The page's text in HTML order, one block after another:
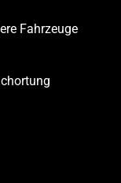
Fahrzeuge